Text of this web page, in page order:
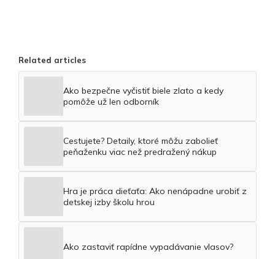
Related articles
Ako bezpečne vyčistiť biele zlato a kedy
pomôže už len odborník
Cestujete? Detaily, ktoré môžu zabolieť
peňaženku viac než predražený nákup
Hra je práca dieťaťa: Ako nenápadne urobiť z
detskej izby školu hrou
Ako zastaviť rapídne vypadávanie vlasov?